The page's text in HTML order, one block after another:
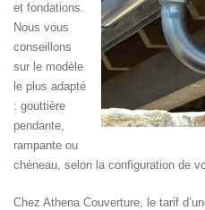
et fondations.
Nous vous
conseillons
sur le modèle
le plus adapté
: gouttière
pendante,
rampante ou
chéneau, selon la configuration de
Chez Athena Couverture, le tarif